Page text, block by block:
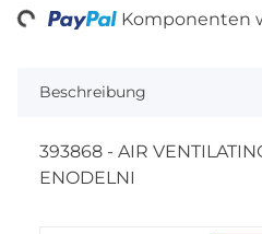
Komponenten
Beschreibung
393868 - AIR
ENODELNI